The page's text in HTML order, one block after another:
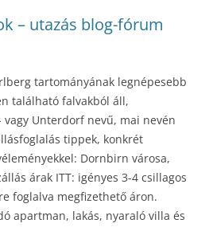
– utazás blog-fórum
tartományának legnépesebb
található falvakból áll,
Unterdorf nevű, mai nevén
tippek, konkrét
Dornbirn városa,
árak ITT: igényes 3-4 csillagos
foglalva megfizethető áron.
apartman, lakás, nyaraló villa és